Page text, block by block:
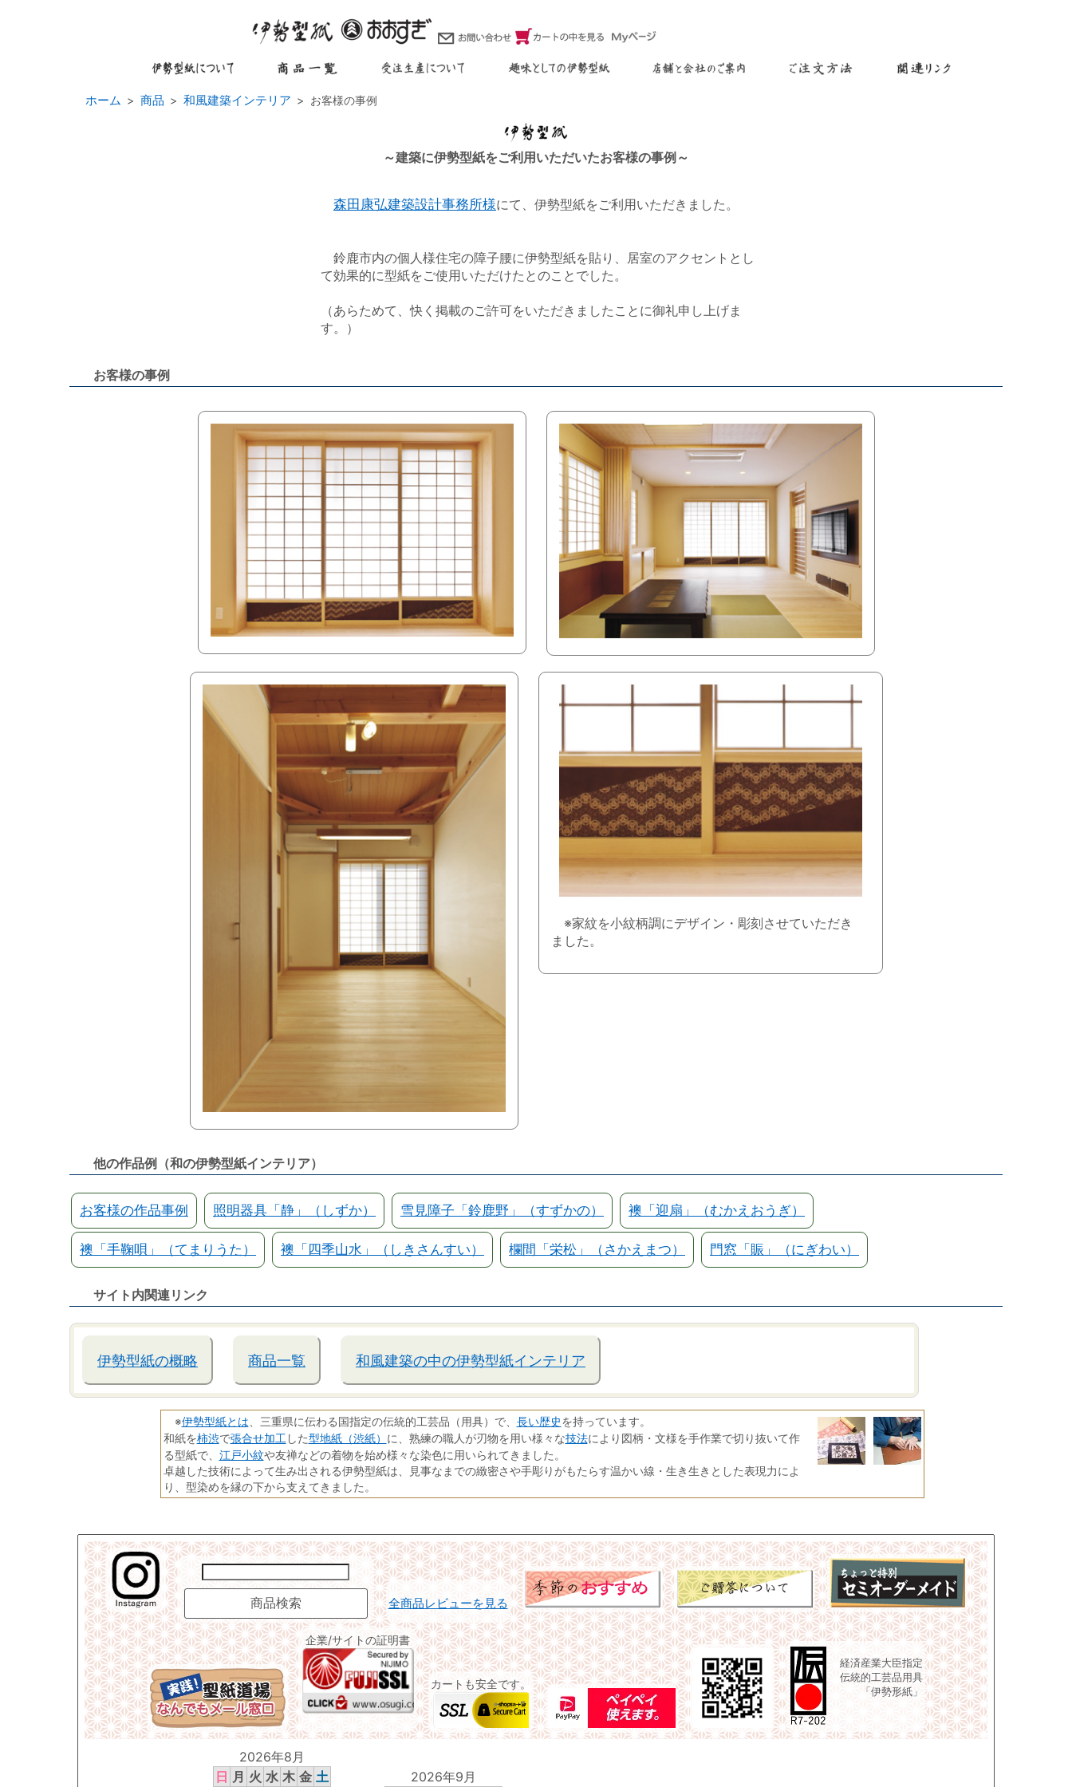
ホーム 商品 和風建築インテリア お客様の事例
～建築に伊勢型紙をご利用いただいたお客様の事例～
森田康弘建築設計事務所様にて、伊勢型紙をご利用いただきました。
鈴鹿市内の個人様住宅の障子腰に伊勢型紙を貼り、居室のアクセントとし
て効果的に型紙をご使用いただけたとのことでした。
（あらためて、快く掲載のご許可をいただきましたことに御礼申し上げま
す。）
お客様の事例
※家紋を小紋柄調にデザイン・彫刻させていただき
ました。
他の作品例（和の伊勢型紙インテリア）
お客様の作品事例 照明器具「静」（しずか） 雪見障子「鈴鹿野」（すずかの） 襖「迎扇」（むかえおうぎ）
襖「手鞠唄」（てまりうた） 襖「四季山水」（しきさんすい） 欄間「栄松」（さかえまつ） 門窓「賑」（にぎわい）
サイト内関連リンク
伊勢型紙の概略 商品一覧 和風建築の中の伊勢型紙インテリア
※伊勢型紙とは 、三重県に伝わる国指定の伝統的工芸品（用具）で、 長い歴史を持っています。
和紙を柿渋で張合せ加工 した型地紙（渋紙） に、熟練の職人が刃物を用い様々な技法により図柄・文様を手作業で切り抜いて作
る型紙で、 江戸小紋や友禅などの着物を始め様々な染色に用いられてきました。
卓越した技術によって生み出される伊勢型紙は、見事なまでの緻密さや手彫りがもたらす温かい線・生き生きとした表現力によ
り、型染めを縁の下から支えてきました。
全商品レビューを見る
企業/サイトの証明書
カートも安全です。
経済産業大臣指定
伝統的工芸品用具
「伊勢形紙」
2026年8月
日 月 火 水 木 金 土 2026年9月